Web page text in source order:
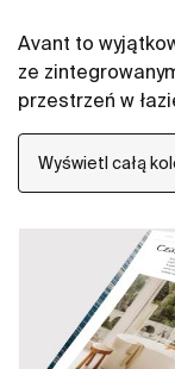
Avant to
ze
przestrzeń w
Wyświetl całą